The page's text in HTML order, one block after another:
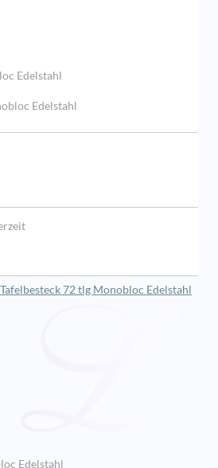
Edelstahl
Edelstahl
72 tlg Monobloc Edelstahl
Edelstahl